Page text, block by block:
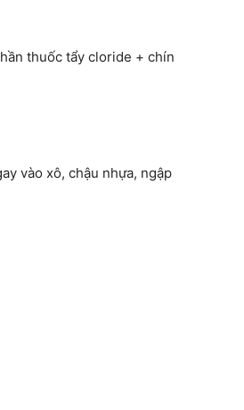
thuốc tẩy cloride + chín
vào xô, chậu nhựa, ngập